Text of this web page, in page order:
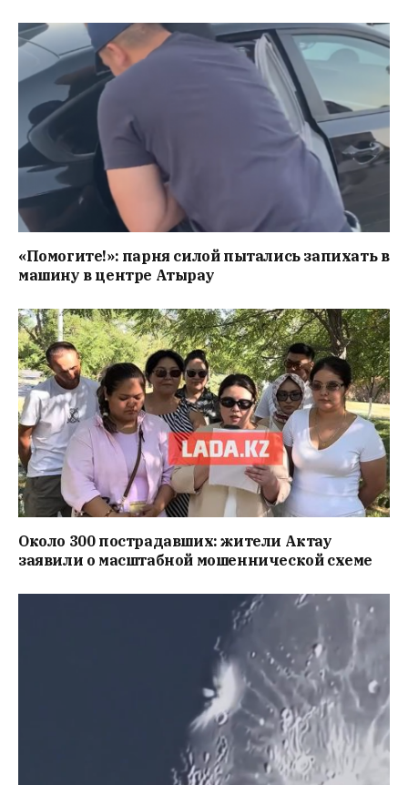
«Помогите!»: парня силой пытались запихать в
машину в центре Атырау
Около 300 пострадавших: жители Актау
заявили о масштабной мошеннической схеме